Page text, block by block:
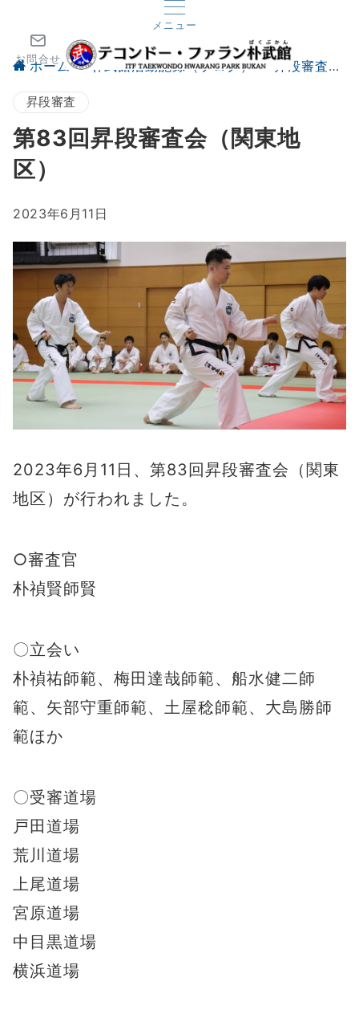
メニュー
お問合せ
ホーム 朴武館活動記録（ブログ） 昇段審査
昇段審査
第83回昇段審査会（関東地
区）
2023年6月11日
2023年6月11日、第83回昇段審査会（関東
地区）が行われました。
○審査官
朴禎賢師賢
〇立会い
朴禎祐師範、梅田達哉師範、船水健二師
範、矢部守重師範、土屋稔師範、大島勝師
範ほか
〇受審道場
戸田道場
荒川道場
上尾道場
宮原道場
中目黒道場
横浜道場